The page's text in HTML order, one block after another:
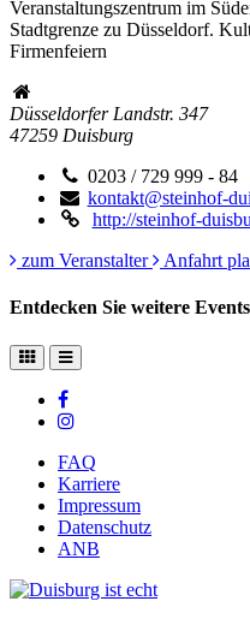
Veranstaltungszentrum im
Stadtgrenze zu Düsseldorf.
Firmenfeiern
Düsseldorfer Landstr. 347
47259 Duisburg
0203 / 729 999 - 84
kontakt@steinhof-
http://steinhof-
zum Veranstalter
Anfahrt
Entdecken Sie weitere Events
FAQ
Karriere
Impressum
Datenschutz
ANB